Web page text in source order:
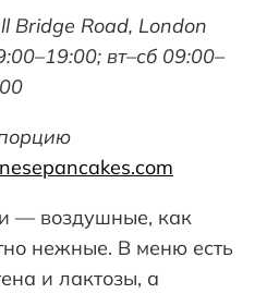
Bridge Road, London
вт–сб 09:00–
— воздушные, как
нежные. В меню есть
и лактозы, а